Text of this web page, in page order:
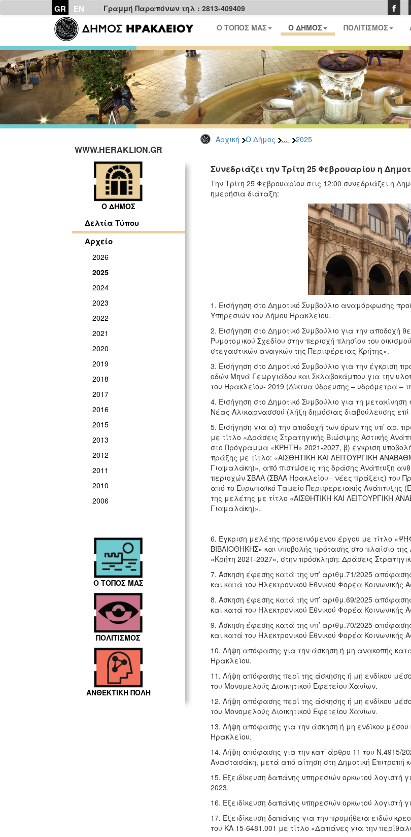
GR EN Γραμμή Παραπόνων τηλ : 2813-409409
Ο ΤΟΠΟΣ ΜΑΣ Ο ΔΗΜΟΣ ΠΟΛΙΤΙΣΜΟΣ
Αρχική Ο Δήμος ... 2025
WWW.HERAKLION.GR
Ο ΔΗΜΟΣ
Δελτία Τύπου
Αρχείο
2026
2025
2024
2023
2022
2021
2020
2019
2018
2017
2016
2015
2013
2012
2011
2010
2006
Ο ΤΟΠΟΣ ΜΑΣ
ΠΟΛΙΤΙΣΜΟΣ
ΑΝΘΕΚΤΙΚΗ ΠΟΛΗ
Συνεδριάζει την Τρίτη 25 Φεβρουαρίου η
Την Τρίτη 25 Φεβρουαρίου στις 12:00 συνεδριάζει η
ημερήσια διάταξη:
1. Εισήγηση στο Δημοτικό Συμβούλιο αναμόρφωσης
Υπηρεσιών του Δήμου Ηρακλείου.
2. Εισήγηση στο Δημοτικό Συμβούλιο για την αποδοχή
Ρυμοτομικού Σχεδίου στην περιοχή πλησίον του
στεγαστικών αναγκών της Περιφέρειας Κρήτης».
3. Εισήγηση στο Δημοτικό Συμβούλιο για την έγκριση
οδών Μηνά Γεωργιάδου και Σκλαβοκάμπου για την
του Ηρακλείου- 2019 (Δίκτυα ύδρευσης – υδρόμετρα
4. Εισήγηση στο Δημοτικό Συμβούλιο για τη
Νέας Αλικαρνασσού (λήξη δημόσιας διαβούλευσης
5. Εισήγηση για α) την αποδοχή των όρων της υπ’ αρ.
με τίτλο «Δράσεις Στρατηγικής Βιώσιμης Αστικής
στο Πρόγραμμα «ΚΡΗΤΗ» 2021-2027, β) έγκριση
πράξης με τίτλο: «ΑΙΣΘΗΤΙΚΗ ΚΑΙ ΛΕΙΤΟΥΡΓΙΚΗ
Γιαμαλάκη)», από πιστώσεις της δράσης Ανάπτυξη
περιοχών ΣΒΑΑ (ΣΒΑΑ Ηρακλείου - νέες πράξεις) του
από το Ευρωπαϊκό Ταμείο Περιφερειακής Ανάπτυξης
της μελέτης με τίτλο «ΑΙΣΘΗΤΙΚΗ ΚΑΙ ΛΕΙΤΟΥΡΓΙΚΗ
Γιαμαλάκη)».
6. Έγκριση μελέτης προτεινόμενου έργου με τίτλο
ΒΙΒΛΙΟΘΗΚΗΣ» και υποβολής πρότασης στο πλαίσιο
«Κρήτη 2021-2027», στην πρόσκληση: Δράσεις
7. Άσκηση έφεσης κατά της υπ’ αριθμ.71/2025
και κατά του Ηλεκτρονικού Εθνικού Φορέα
8. Άσκηση έφεσης κατά της υπ’ αριθμ.69/2025
και κατά του Ηλεκτρονικού Εθνικού Φορέα
9. Άσκηση έφεσης κατά της υπ’ αριθμ.70/2025
και κατά του Ηλεκτρονικού Εθνικού Φορέα
10. Λήψη απόφασης για την άσκηση ή μη ανακοπής
Ηρακλείου.
11. Λήψη απόφασης περί της άσκησης ή μη ενδίκου
του Μονομελούς Διοικητικού Εφετείου Χανίων.
12. Λήψη απόφασης περί της άσκησης ή μη ενδίκου
του Μονομελούς Διοικητικού Εφετείου Χανίων.
13. Λήψη απόφασης για την άσκηση ή μη ενδίκου μέσου
Ηρακλείου.
14. Λήψη απόφασης για την κατ’ άρθρο 11 του Ν.4915/
Αναστασάκη, μετά από αίτηση στη Δημοτική Επιτροπή
15. Εξειδίκευση δαπάνης υπηρεσιών ορκωτού
2023.
16. Εξειδίκευση δαπάνης υπηρεσιών ορκωτού λογιστή
17. Εξειδίκευση δαπάνης για την προμήθεια ειδών
του ΚΑ 15-6481.001 με τίτλο «Δαπάνες για την